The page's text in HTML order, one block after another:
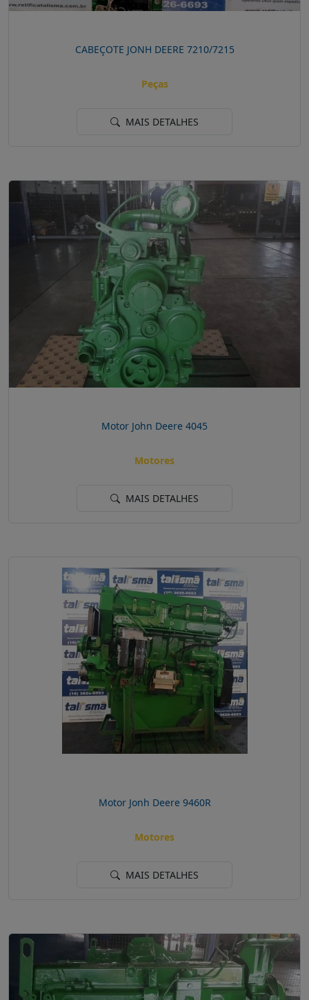
CABEÇOTE JONH DEERE 7210/7215
Peças
MAIS DETALHES
Motor John Deere 4045
Motores
MAIS DETALHES
Motor Jonh Deere 9460R
Motores
MAIS DETALHES